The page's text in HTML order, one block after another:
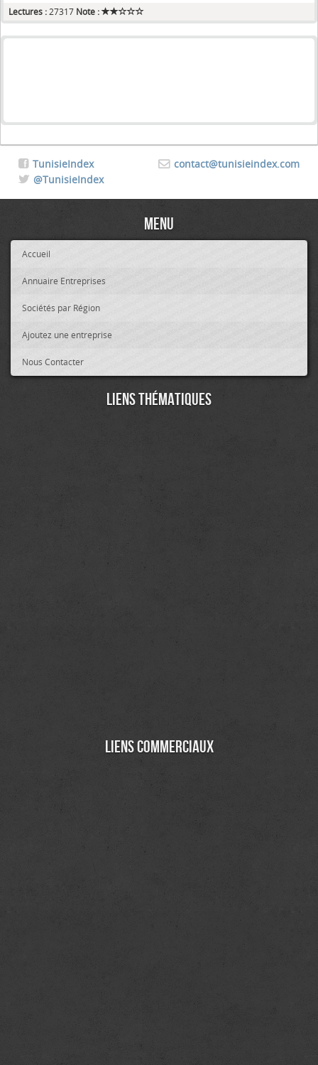
Lectures : 27317 Note :
contact@tunisieindex.com
TunisieIndex
@TunisieIndex
Menu
Accueil
Annuaire Entreprises
Sociétés par Région
Ajoutez une entreprise
Nous Contacter
Liens thématiques
Liens commerciaux